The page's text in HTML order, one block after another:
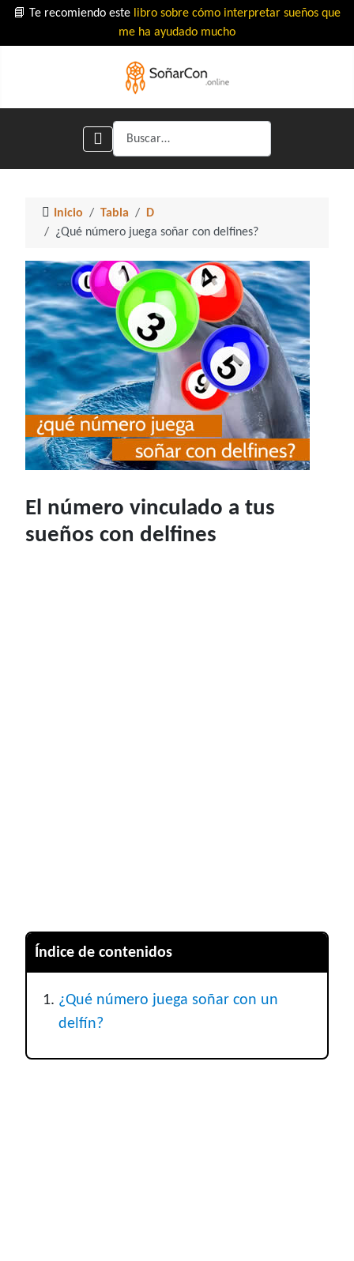
📘 Te recomiendo este libro sobre cómo interpretar sueños que
me ha ayudado mucho
Buscar
Inicio Tabla
D
¿Qué número juega soñar con delfines?
El número vinculado a tus
sueños con delfines
Índice de contenidos
¿Qué número juega soñar con un
delfín?